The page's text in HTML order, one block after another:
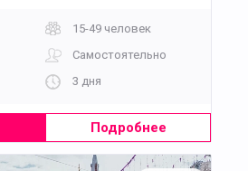
15-49 человек
Самостоятельно
3 дня
Подробнее